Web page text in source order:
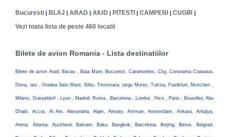
Bucuresti BLAJ |ARAD |AIUD PITESTI |CAMPENI |CUGIR
Vezi toata lista de peste 460 locatii
Bilete de avion Romania - Lista destinatiilor
Bilete de avion Arad, Bacau , Baia Mare, Bucuresti, Caransebes, Cluj, Constanta Craioava,
Deva, iasi , Oradea Satu Mare, Sibiu, Timisioara, targu Mures, Tulcea, Frankfurt, Munchen ,
Milano, Dusseldorf , Lyon , Madrid, Roma , Barcelona , Londra , Nice , Paris , Bruxelles Abu
Dhabi, Accra, Al Ain, Alexandria, Alger, Almaty, Amman, Amsterdam, Ankara, Antalya,
Atena, Atlanta, Auckland, Bahrain, Baku, Bangkok, Barcelona, Beijing, Beirut, Belgrad,